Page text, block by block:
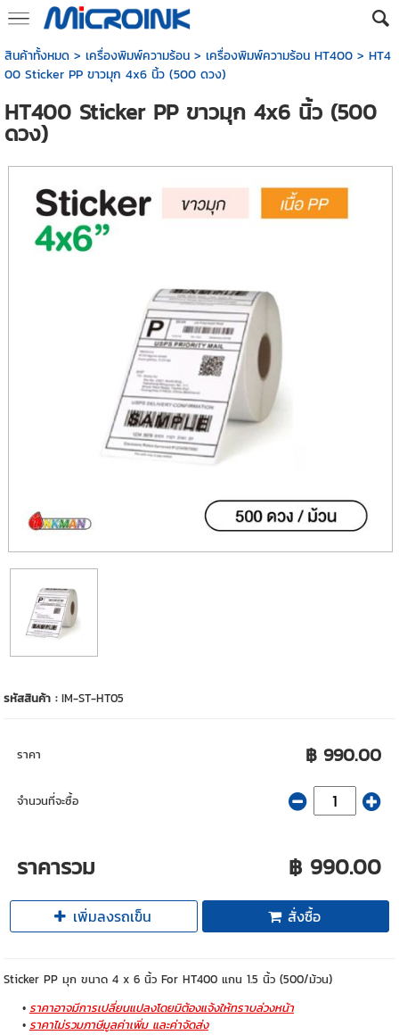
สินค้าทั้งหมด> เครื่องพิมพ์ความร้อน> เครื่องพิมพ์ความร้อน HT400> HT4
00 Sticker PP ขาวมุก 4x6 นิ้ว (500 ดวง)
HT400 Sticker PP ขาวมุก 4x6 นิ้ว (500
ดวง)
รหัสสินค้า :IM-ST-HT05
ราคา ฿ 990.00
จำนวนที่จะซื้อ
ราคารวม ฿ 990.00
เพิ่มลงรถเข็น สั่งซื้อ
Sticker PP มุก ขนาด 4 x 6 นิ้ว For HT400 แกน 1.5 นิ้ว (500/ม้วน)
ราคาอาจมีการเปลี่ยนแปลงโดยมิต้องแจ้งให้ทราบล่วงหน้า
ราคาไม่รวมภาษีมูลค่าเพิ่ม และค่าจัดส่ง